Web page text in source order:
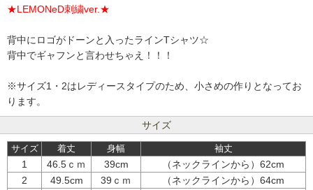
★LEMONeD刺繍ver.★
背中にロゴがドーンと入ったラインTシャツ☆
背中でギャフンと言わせちゃえ！！！
※サイズ1・2はレディースタイプのため、小さめの作りとなってお
ります。
サイズ
サイズ 着丈 身幅 袖丈
1 46.5ｃｍ 39cm
（ネックラインから）62cm
2
49.5cm 39ｃｍ
（ネックラインから）64cm